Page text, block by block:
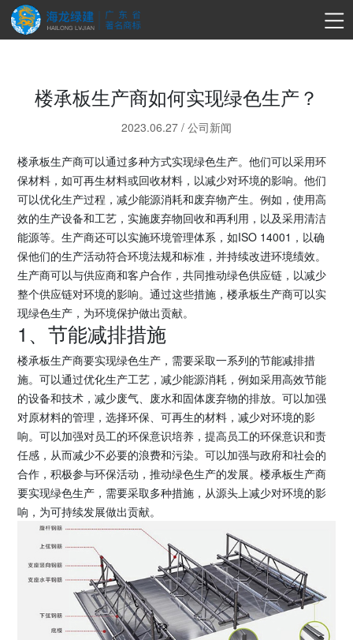
楼承板生产商如何实现绿色生产？
2023.06.27 / 公司新闻
楼承板生产商可以通过多种方式实现绿色生产。他们可以采用环
保材料，如可再生材料或回收材料，以减少对环境的影响。他们
可以优化生产过程，减少能源消耗和废弃物产生。例如，使用高
效的生产设备和工艺，实施废弃物回收和再利用，以及采用清洁
能源等。生产商还可以实施环境管理体系，如ISO 14001，以确
保他们的生产活动符合环境法规和标准，并持续改进环境绩效。
生产商可以与供应商和客户合作，共同推动绿色供应链，以减少
整个供应链对环境的影响。通过这些措施，楼承板生产商可以实
现绿色生产，为环境保护做出贡献。
1、节能减排措施
楼承板生产商要实现绿色生产，需要采取一系列的节能减排措
施。可以通过优化生产工艺，减少能源消耗，例如采用高效节能
的设备和技术，减少废气、废水和固体废弃物的排放。可以加强
对原材料的管理，选择环保、可再生的材料，减少对环境的影
响。可以加强对员工的环保意识培养，提高员工的环保意识和责
任感，从而减少不必要的浪费和污染。可以加强与政府和社会的
合作，积极参与环保活动，推动绿色生产的发展。楼承板生产商
要实现绿色生产，需要采取多种措施，从源头上减少对环境的影
响，为可持续发展做出贡献。